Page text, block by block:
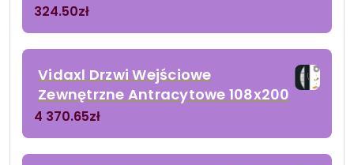
324.50zł
Vidaxl Drzwi Wejściowe
Zewnętrzne Antracytowe 108x200
4 370.65zł